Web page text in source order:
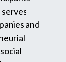
and